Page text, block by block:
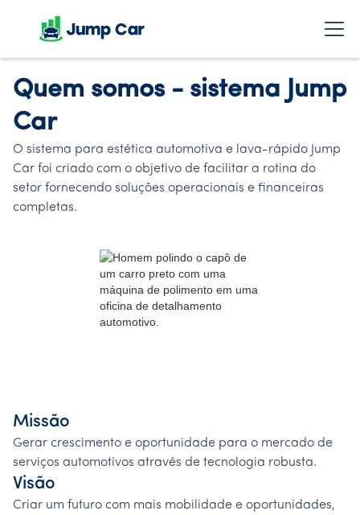
Quem somos - sistema Jump
Car
O sistema para estética automotiva e lava-rápido Jump
Car foi criado com o objetivo de facilitar a rotina do
setor fornecendo soluções operacionais e financeiras
completas.
Missão
Gerar crescimento e oportunidade para o mercado de
serviços automotivos através de tecnologia robusta.
Visão
Criar um futuro com mais mobilidade e oportunidades,